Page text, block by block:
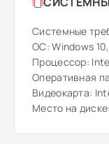
Системные
ОС: Windows
Процессор:
Оперативная
Видеокарта:
Место на